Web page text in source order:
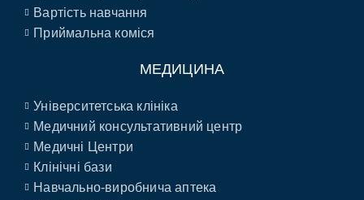
Вартість навчання
Приймальна коміся
МЕДИЦИНА
Університетська клініка
Медичний консультативний центр
Медичні Центри
Клінічні бази
Навчально-виробнича аптека